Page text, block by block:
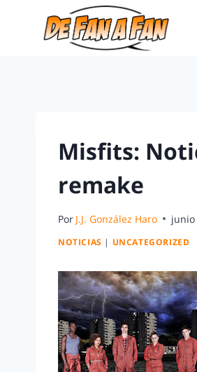
Misfits:
remake
Por J.J. González Haro junio
NOTICIAS | UNCATEGORIZED